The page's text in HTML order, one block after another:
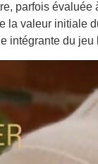
parfois évaluée
la valeur initiale
intégrante du